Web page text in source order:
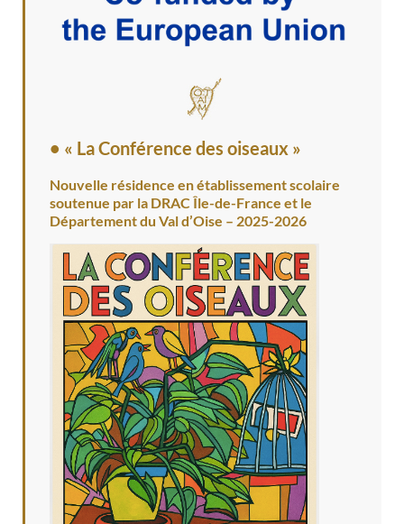
• « La Conférence des oiseaux »
Nouvelle résidence en établissement scolaire
soutenue par la DRAC Île-de-France et le
Département du Val d’Oise – 2025-2026